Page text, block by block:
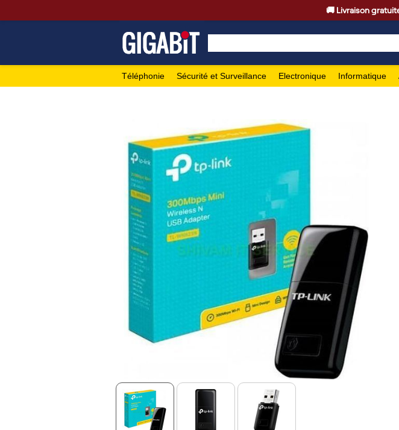
🚚 Livraison
Téléphonie Sécurité et Surveillance Electronique Informatique